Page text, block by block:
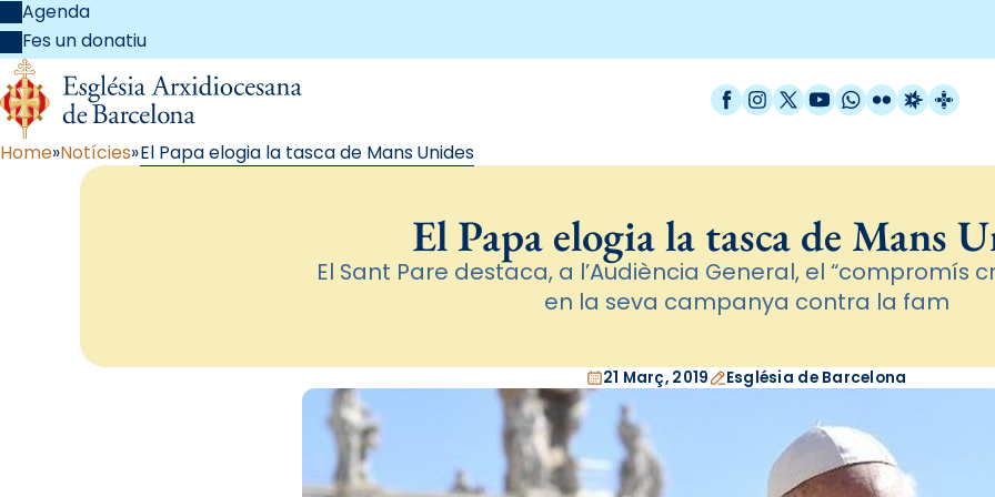
Agenda
Fes un donatiu
Facebook
Instagram
X / Twitter
YouTube
WhatsApp
FlickrRadio
Home Notícies El Papa elogia la tasca de Mans Unides
El Papa elogia la tasca de Mans
El Sant Pare destaca, a l’Audiència General, el “compromís
en la seva campanya contra la fam
21 Març, 2019 Església de Barcelona